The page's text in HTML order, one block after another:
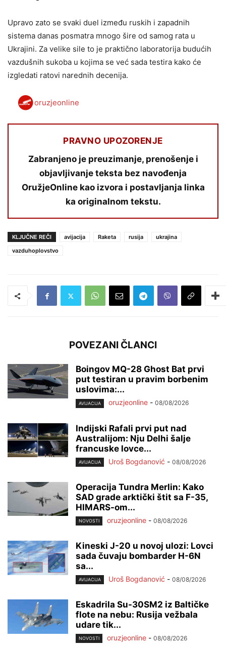
Upravo zato se svaki duel između ruskih i zapadnih
sistema danas posmatra mnogo šire od samog rata u
Ukrajini. Za velike sile to je praktično laboratorija budućih
vazdušnih sukoba u kojima se već sada testira kako će
izgledati ratovi narednih decenija.
oruzjeonline
PRAVNO UPOZORENJE
Zabranjeno je preuzimanje, prenošenje i
objavljivanje teksta bez navođenja
OružjeOnline kao izvora i postavljanja linka
ka originalnom tekstu.
KLJUČNE REČI avijacija Raketa rusija
ukrajina
vazduhoplovstvo
POVEZANI ČLANCI
Boingov MQ-28 Ghost Bat prvi
put testiran u pravim borbenim
uslovima:...
AVIJACIJA oruzjeonline - 08/08/2026
Indijski Rafali prvi put nad
Australijom: Nju Delhi šalje
francuske lovce...
AVIJACIJA Uroš Bogdanović - 08/08/2026
Operacija Tundra Merlin: Kako
SAD grade arktički štit sa F-35,
HIMARS-om...
NOVOSTI oruzjeonline - 08/08/2026
Kineski J-20 u novoj ulozi: Lovci
sada čuvaju bombarder H-6N
sa...
AVIJACIJA Uroš Bogdanović - 08/08/2026
Eskadrila Su-30SM2 iz Baltičke
flote na nebu: Rusija vežbala
udare tik...
NOVOSTI oruzjeonline - 08/08/2026